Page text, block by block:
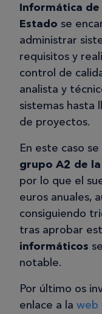
Informática
Estado se
administrar
requisitos y
control de
analista y
sistemas hasta
de proyectos.
En este caso se
grupo A2 de
por lo que el
euros anuales,
consiguiendo
tras aprobar
informáticos
notable.
Por último os
enlace a la web